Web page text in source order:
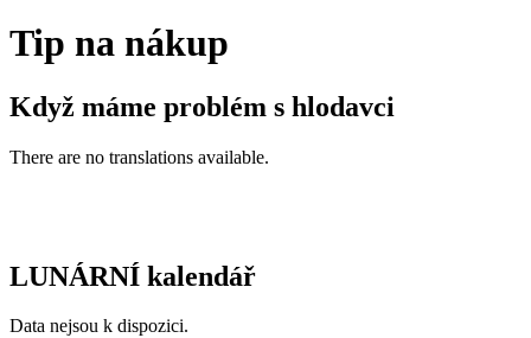
Tip na nákup
Když máme problém s hlodavci
There are no translations available.
LUNÁRNÍ kalendář
Data nejsou k dispozici.